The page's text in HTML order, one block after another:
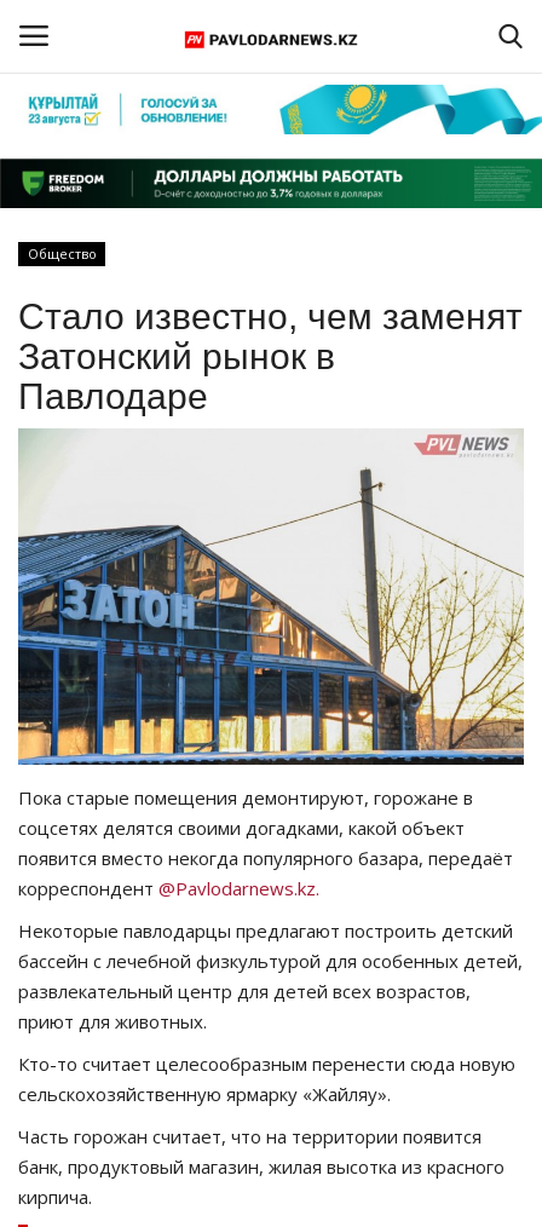
Регистрация
Главная
ПАВЛОДАРСКАЯ ОБЛАСТЬ
КАЗАХСТАН
СПЕЦПРОЕКТЫ
СПОРТ
Чек-лист
РАЗВЛЕЧЕНИЯ
OFFICIAL
Курултай
Язык
Қазақша Русский
Общество
Стало известно, чем заменят
Затонский рынок в
Павлодаре
Пока старые помещения демонтируют, горожане в
соцсетях делятся своими догадками, какой объект
появится вместо некогда популярного базара, передаёт
корреспондент @Pavlodarnews.kz.
Некоторые павлодарцы предлагают построить детский
бассейн с лечебной физкультурой для особенных детей,
развлекательный центр для детей всех возрастов,
приют для животных.
Кто-то считает целесообразным перенести сюда новую
сельскохозяйственную ярмарку «Жайляу».
Часть горожан считает, что на территории появится
банк, продуктовый магазин, жилая высотка из красного
кирпича.